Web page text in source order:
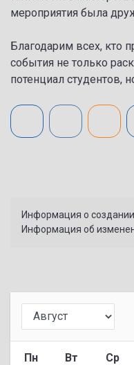
Пн Вт Ср
мероприятия была
Благодарим всех, кто
события не только
потенциал студентов,
Информация о
Информация об